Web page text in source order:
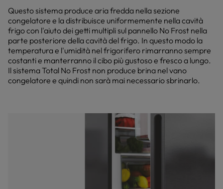
Questo sistema produce aria fredda nella sezione
congelatore e la distribuisce uniformemente nella cavità
frigo con l'aiuto dei getti multipli sul pannello No Frost nella
parte posteriore della cavità del frigo. In questo modo la
temperatura e l'umidità nel frigorifero rimarranno sempre
costanti e manterranno il cibo più gustoso e fresco a lungo.
Il sistema Total No Frost non produce brina nel vano
congelatore e quindi non sarà mai necessario sbrinarlo.